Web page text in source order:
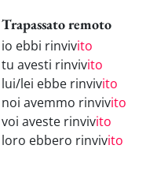
Trapassato remoto
io ebbi rinvivito
tu avesti rinvivito
lui/lei ebbe rinvivito
noi avemmo rinvivito
voi aveste rinvivito
loro ebbero rinvivito